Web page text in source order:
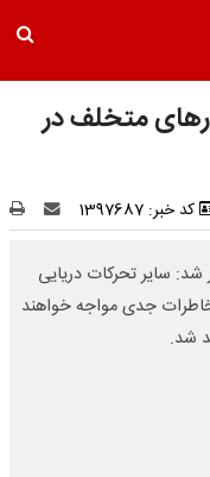
متخلف در
کد خبر: 1397687
شد: سایر تحرکات دریایی
جدی مواجه خواهند
شد.